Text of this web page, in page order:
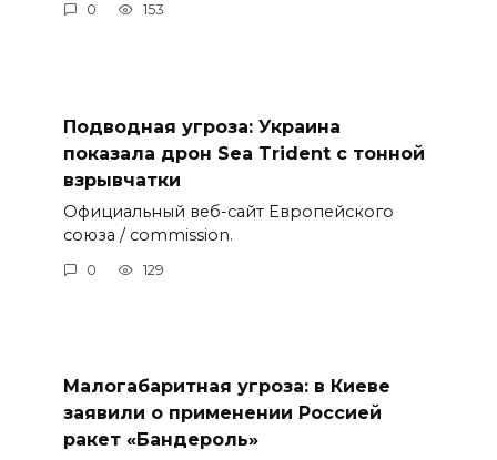
0 153
Подводная угроза: Украина
показала дрон Sea Trident с тонной
взрывчатки
Официальный веб-сайт Европейского
союза / commission.
0 129
Малогабаритная угроза: в Киеве
заявили о применении Россией
ракет «Бандероль»